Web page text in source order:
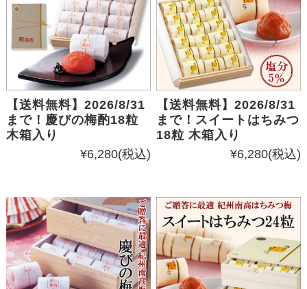
【送料無料】2026/8/31
まで！慶びの梅酌18粒
木箱入り
¥6,280(税込)
【送料無料】2026/8/31
まで！スイートはちみつ
18粒 木箱入り
¥6,280(税込)